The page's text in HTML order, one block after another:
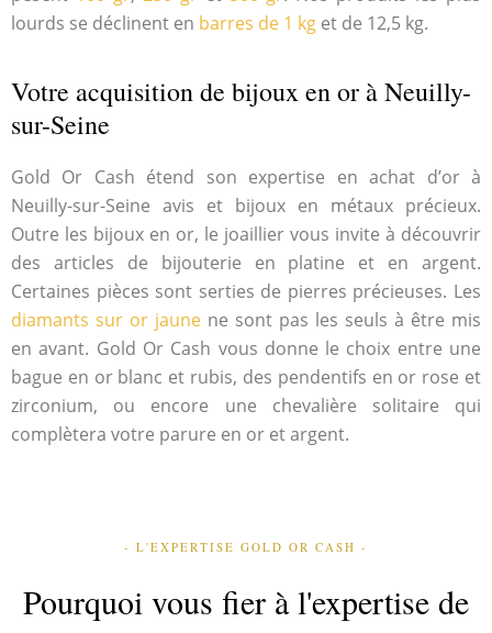
lourds se déclinent en barres de 1 kg et de 12,5 kg.
Votre acquisition de bijoux en or à Neuilly-
sur-Seine
Gold Or Cash étend son expertise en achat d’or à
Neuilly-sur-Seine avis et bijoux en métaux précieux.
Outre les bijoux en or, le joaillier vous invite à découvrir
des articles de bijouterie en platine et en argent.
Certaines pièces sont serties de pierres précieuses. Les
diamants sur or jaune ne sont pas les seuls à être mis
en avant. Gold Or Cash vous donne le choix entre une
bague en or blanc et rubis, des pendentifs en or rose et
zirconium, ou encore une chevalière solitaire qui
complètera votre parure en or et argent.
- L'EXPERTISE GOLD OR CASH -
Pourquoi vous fier à l'expertise de